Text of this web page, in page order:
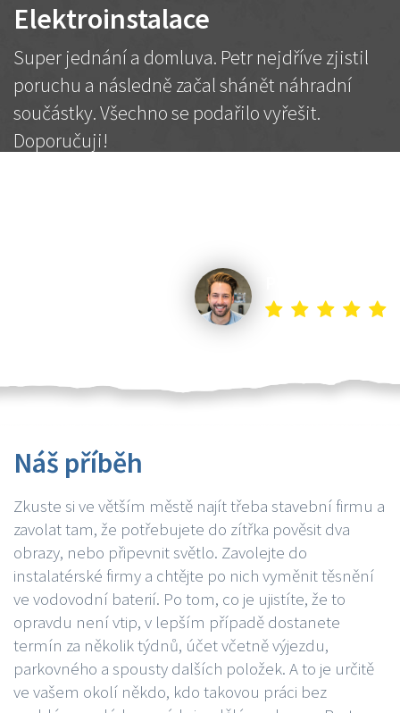
Elektroinstalace
Super jednání a domluva. Petr nejdříve zjistil
poruchu a následně začal shánět náhradní
součástky. Všechno se podařilo vyřešit.
Doporučuji!
Náš příběh
Zkuste si ve větším městě najít třeba stavební firmu a
zavolat tam, že potřebujete do zítřka pověsit dva
obrazy, nebo připevnit světlo. Zavolejte do
instalatérské firmy a chtějte po nich vyměnit těsnění
ve vodovodní baterií. Po tom, co je ujistíte, že to
opravdu není vtip, v lepším případě dostanete
termín za několik týdnů, účet včetně výjezdu,
parkovného a spousty dalších položek. A to je určitě
ve vašem okolí někdo, kdo takovou práci bez